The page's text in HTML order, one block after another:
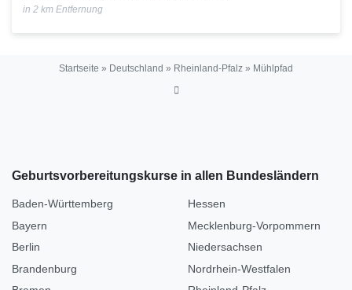
in 2 km Entfernung
Startseite » Deutschland » Rheinland-Pfalz » Mühlpfad
Geburtsvorbereitungskurse in allen Bundesländern
Baden-Württemberg
Bayern
Berlin
Brandenburg
Hessen
Mecklenburg-Vorpommern
Niedersachsen
Nordrhein-Westfalen